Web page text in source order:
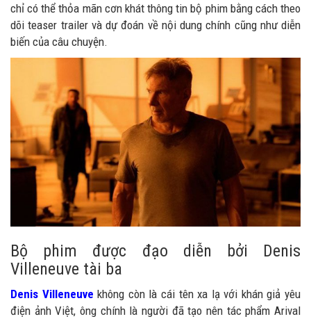
chỉ có thể thỏa mãn cơn khát thông tin bộ phim bằng cách theo
dõi teaser trailer và dự đoán về nội dung chính cũng như diễn
biến của câu chuyện.
Bộ phim được đạo diễn bởi Denis
Villeneuve tài ba
Denis Villeneuve không còn là cái tên xa lạ với khán giả yêu
điện ảnh Việt, ông chính là người đã tạo nên tác phẩm Arival